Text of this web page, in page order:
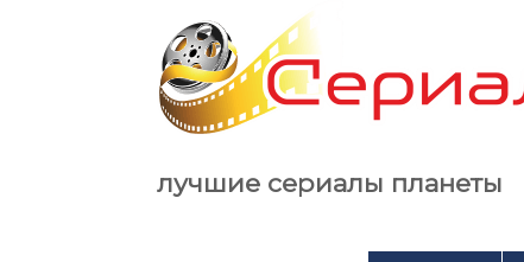
лучшие сериалы планеты